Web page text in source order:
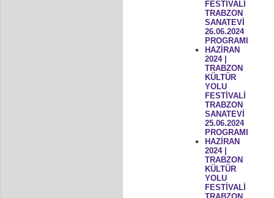
FESTİVALİ
TRABZON
SANATEVİ
26.06.2024
PROGRAMI
HAZİRAN
2024 |
TRABZON
KÜLTÜR
YOLU
FESTİVALİ
TRABZON
SANATEVİ
25.06.2024
PROGRAMI
HAZİRAN
2024 |
TRABZON
KÜLTÜR
YOLU
FESTİVALİ